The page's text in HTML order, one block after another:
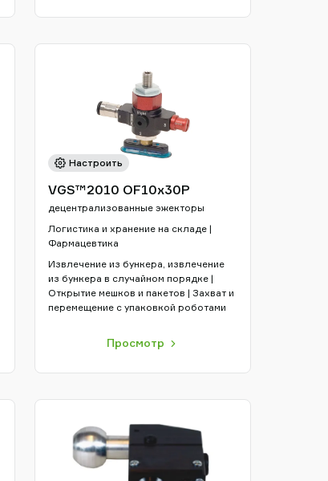
Настроить
VGS™2010 OF10x30P
децентрализованные эжекторы
Логистика и хранение на складе |
Фармацевтика
Извлечение из бункера, извлечение
из бункера в случайном порядке |
Открытие мешков и пакетов | Захват и
перемещение с упаковкой роботами
Просмотр